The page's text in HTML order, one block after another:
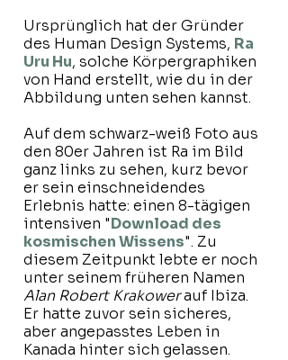
Ursprünglich hat der Gründer
des Human Design Systems, Ra
Uru Hu, solche Körpergraphiken
von Hand erstellt, wie du in der
Abbildung unten sehen kannst.
Auf dem schwarz-weiß Foto aus
den 80er Jahren ist Ra im Bild
ganz links zu sehen, kurz bevor
er sein einschneidendes
Erlebnis hatte: einen 8-tägigen
intensiven "Download des
kosmischenWissens". Zu
diesem Zeitpunkt lebte er noch
unter seinem früheren Namen
Alan Robert Krakowerauf Ibiza.
Er hatte zuvor sein sicheres,
aber angepasstes Leben in
Kanada hinter sich gelassen.